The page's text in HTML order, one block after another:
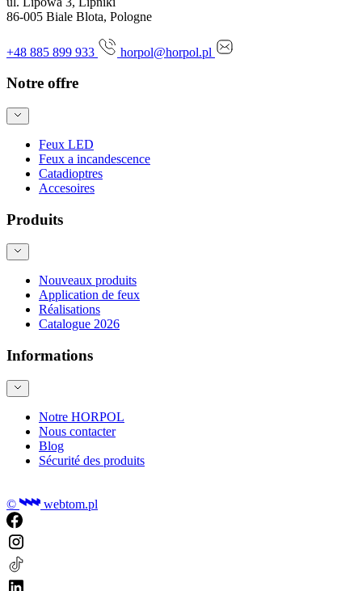
86-005 Biale Blota, Pologne
+48 885 899 933 horpol@horpol.pl
Notre offre
Feux LED
Feux a incandescence
Catadioptres
Accesoires
Produits
Nouveaux produits
Application de feux
Réalisations
Catalogue 2026
Informations
Notre HORPOL
Nous contacter
Blog
Sécurité des produits
© webtom.pl